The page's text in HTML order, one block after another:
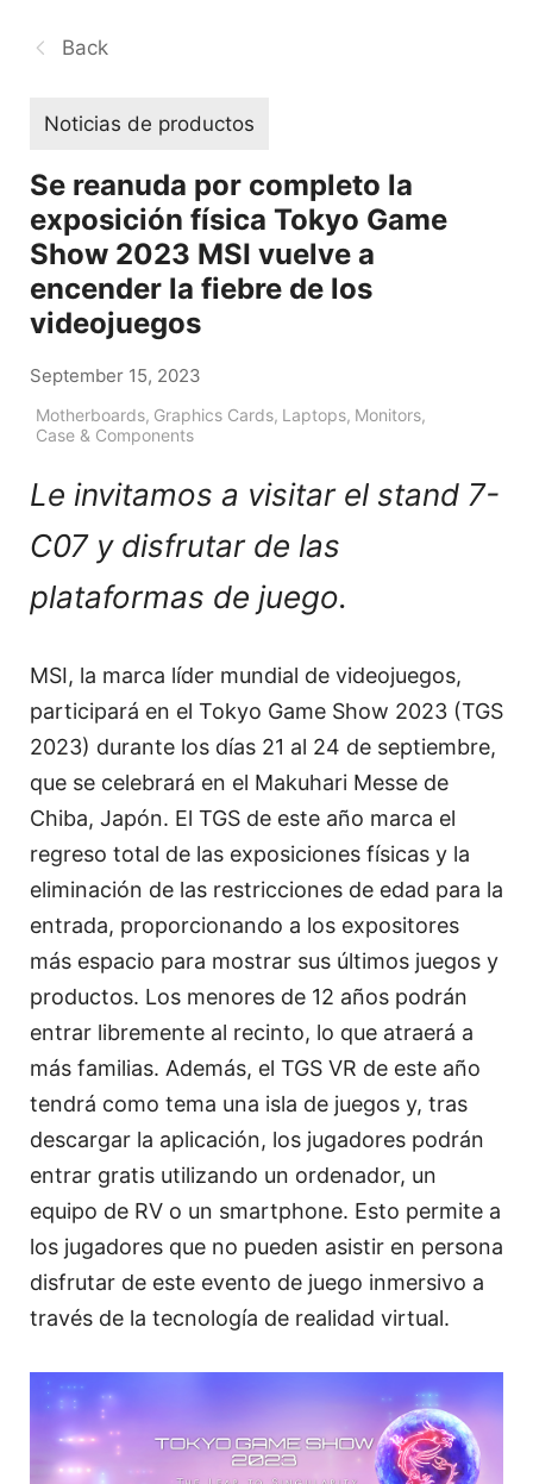
Back
Noticias de productos
Se reanuda por completo la
exposición física Tokyo Game
Show 2023 MSI vuelve a
encender la fiebre de los
videojuegos
September 15, 2023
Motherboards, Graphics Cards, Laptops, Monitors,
Case & Components
Le invitamos a visitar el stand 7-
C07 y disfrutar de las
plataformas de juego.
MSI, la marca líder mundial de videojuegos,
participará en el Tokyo Game Show 2023 (TGS
2023) durante los días 21 al 24 de septiembre,
que se celebrará en el Makuhari Messe de
Chiba, Japón. El TGS de este año marca el
regreso total de las exposiciones físicas y la
eliminación de las restricciones de edad para la
entrada, proporcionando a los expositores
más espacio para mostrar sus últimos juegos y
productos. Los menores de 12 años podrán
entrar libremente al recinto, lo que atraerá a
más familias. Además, el TGS VR de este año
tendrá como tema una isla de juegos y, tras
descargar la aplicación, los jugadores podrán
entrar gratis utilizando un ordenador, un
equipo de RV o un smartphone. Esto permite a
los jugadores que no pueden asistir en persona
disfrutar de este evento de juego inmersivo a
través de la tecnología de realidad virtual.